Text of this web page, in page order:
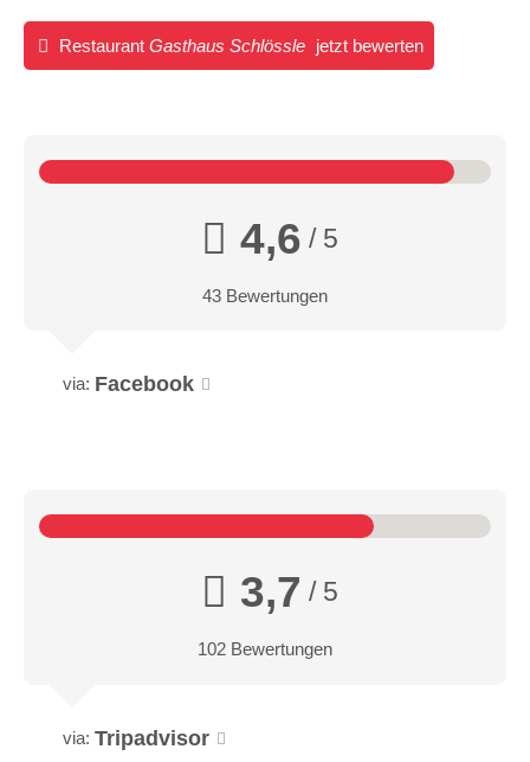
Restaurant Gasthaus Schlössle jetzt bewerten
4,6 / 5
43 Bewertungen
via: Facebook
3,7 / 5
102 Bewertungen
via: Tripadvisor